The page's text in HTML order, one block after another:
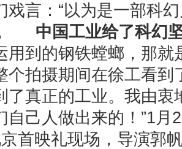
戏言：“以为是一部科
中国工业给了科幻
用到的钢铁螳螂，那就
个拍摄期间在徐工看到
了真正的工业。我由衷
自己人做出来的！”1月
首映礼现场，导演郭